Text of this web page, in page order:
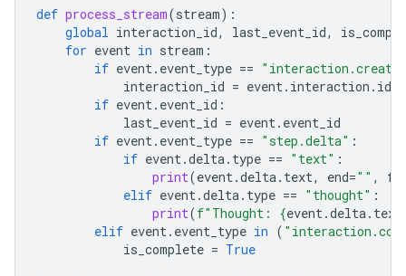
def process_stream(stream):
global interaction_id, last_event_id,
for event in stream :
if event. event_type ==
interaction_id = event. interaction . id
if event. event_id :
last_event_id = event. event_id
if event. event_type == "step.delta" :
if event.delta. type == "text" :
print(event.delta. text, end="" ,
elif event.delta. type == "thought" :
print(f"Thought: {event.delta. text
elif event. event_type in (
is_complete = True